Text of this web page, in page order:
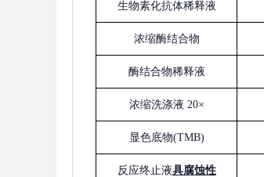
生物素化抗体稀释液
浓缩酶结合物
酶结合物稀释液
浓缩洗涤液 20×
显色底物(TMB)
反应终止液具腐蚀性